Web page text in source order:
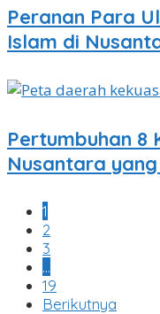
Peranan Para
Islam di
Pertumbuhan 8
Nusantara
1
2
3
…
19
Berikutnya